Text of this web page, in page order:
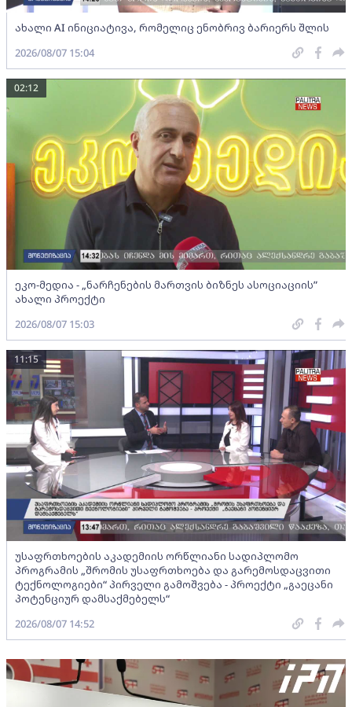
ახალი AI ინიციატივა, რომელიც ენობრივ ბარიერს შლის
2026/08/07 15:04
ეკო-მედია - „ნარჩენების მართვის ბიზნეს ასოციაციის”
ახალი პროექტი
02:12
2026/08/07 15:03
უსაფრთხოების აკადემიის ორწლიანი სადიპლომო
პროგრამის „შრომის უსაფრთხოება და გარემოსდაცვითი
ტექნოლოგიები“ პირველი გამოშვება - პროექტი „გაეცანი
პოტენციურ დამსაქმებელს“
11:15
2026/08/07 14:52